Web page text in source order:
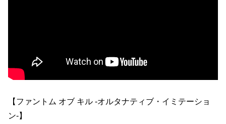
【ファントム オブ キル -オルタナティブ・イミテーショ
ン-】